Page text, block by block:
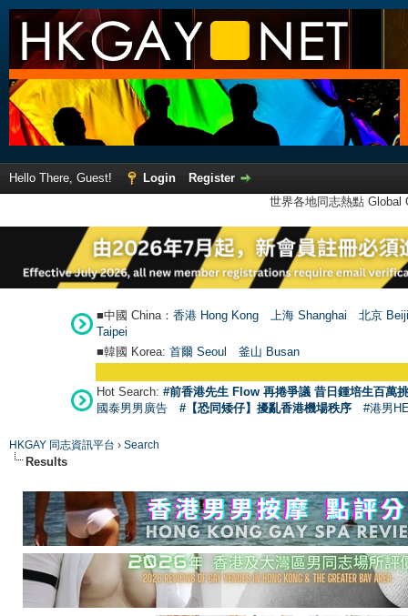
Hello There, Guest! Login
Register
世界各地同志熱點
■中國 China： 香港 Hong Kong 上海 Shanghai
北京
Taipei
■韓國 Korea: 首爾 Seoul 釜山 Busan
Hot Search: #前香港先生 Flow 再捲爭議 昔日鍾培生百萬
國泰男男廣告
#【恐同矮仔】擾亂香港機場秩序 #港男
HKGAY 同志資訊平台 › Search
Results